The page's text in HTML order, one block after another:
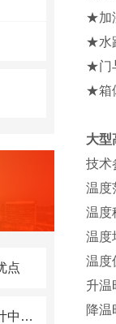
点
交直流数字分压器——电路设计中的重要工具
★加
★水
★门
★箱
大型
技术
温度
温度
温度
温度
升温
降